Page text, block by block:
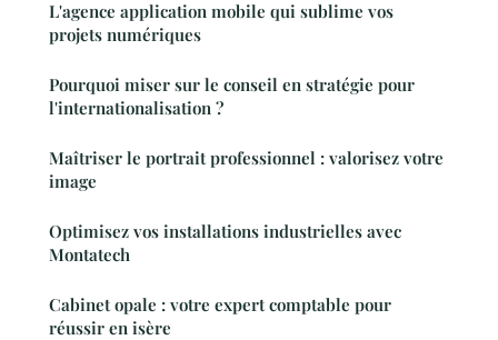
L'agence application mobile qui sublime vos
projets numériques
Pourquoi miser sur le conseil en stratégie pour
l'internationalisation ?
Maîtriser le portrait professionnel : valorisez votre
image
Optimisez vos installations industrielles avec
Montatech
Cabinet opale : votre expert comptable pour
réussir en isère